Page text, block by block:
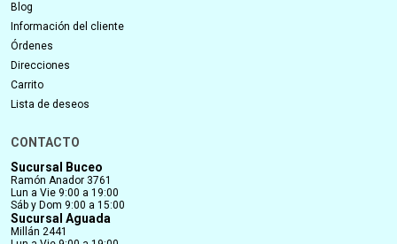
Blog
Información del cliente
Órdenes
Direcciones
Carrito
Lista de deseos
CONTACTO
Sucursal Buceo
Ramón Anador 3761
Lun a Vie 9:00 a 19:00
Sáb y Dom 9:00 a 15:00
Sucursal Aguada
Millán 2441